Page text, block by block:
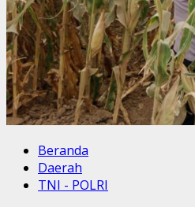
Beranda
Daerah
TNI - POLRI